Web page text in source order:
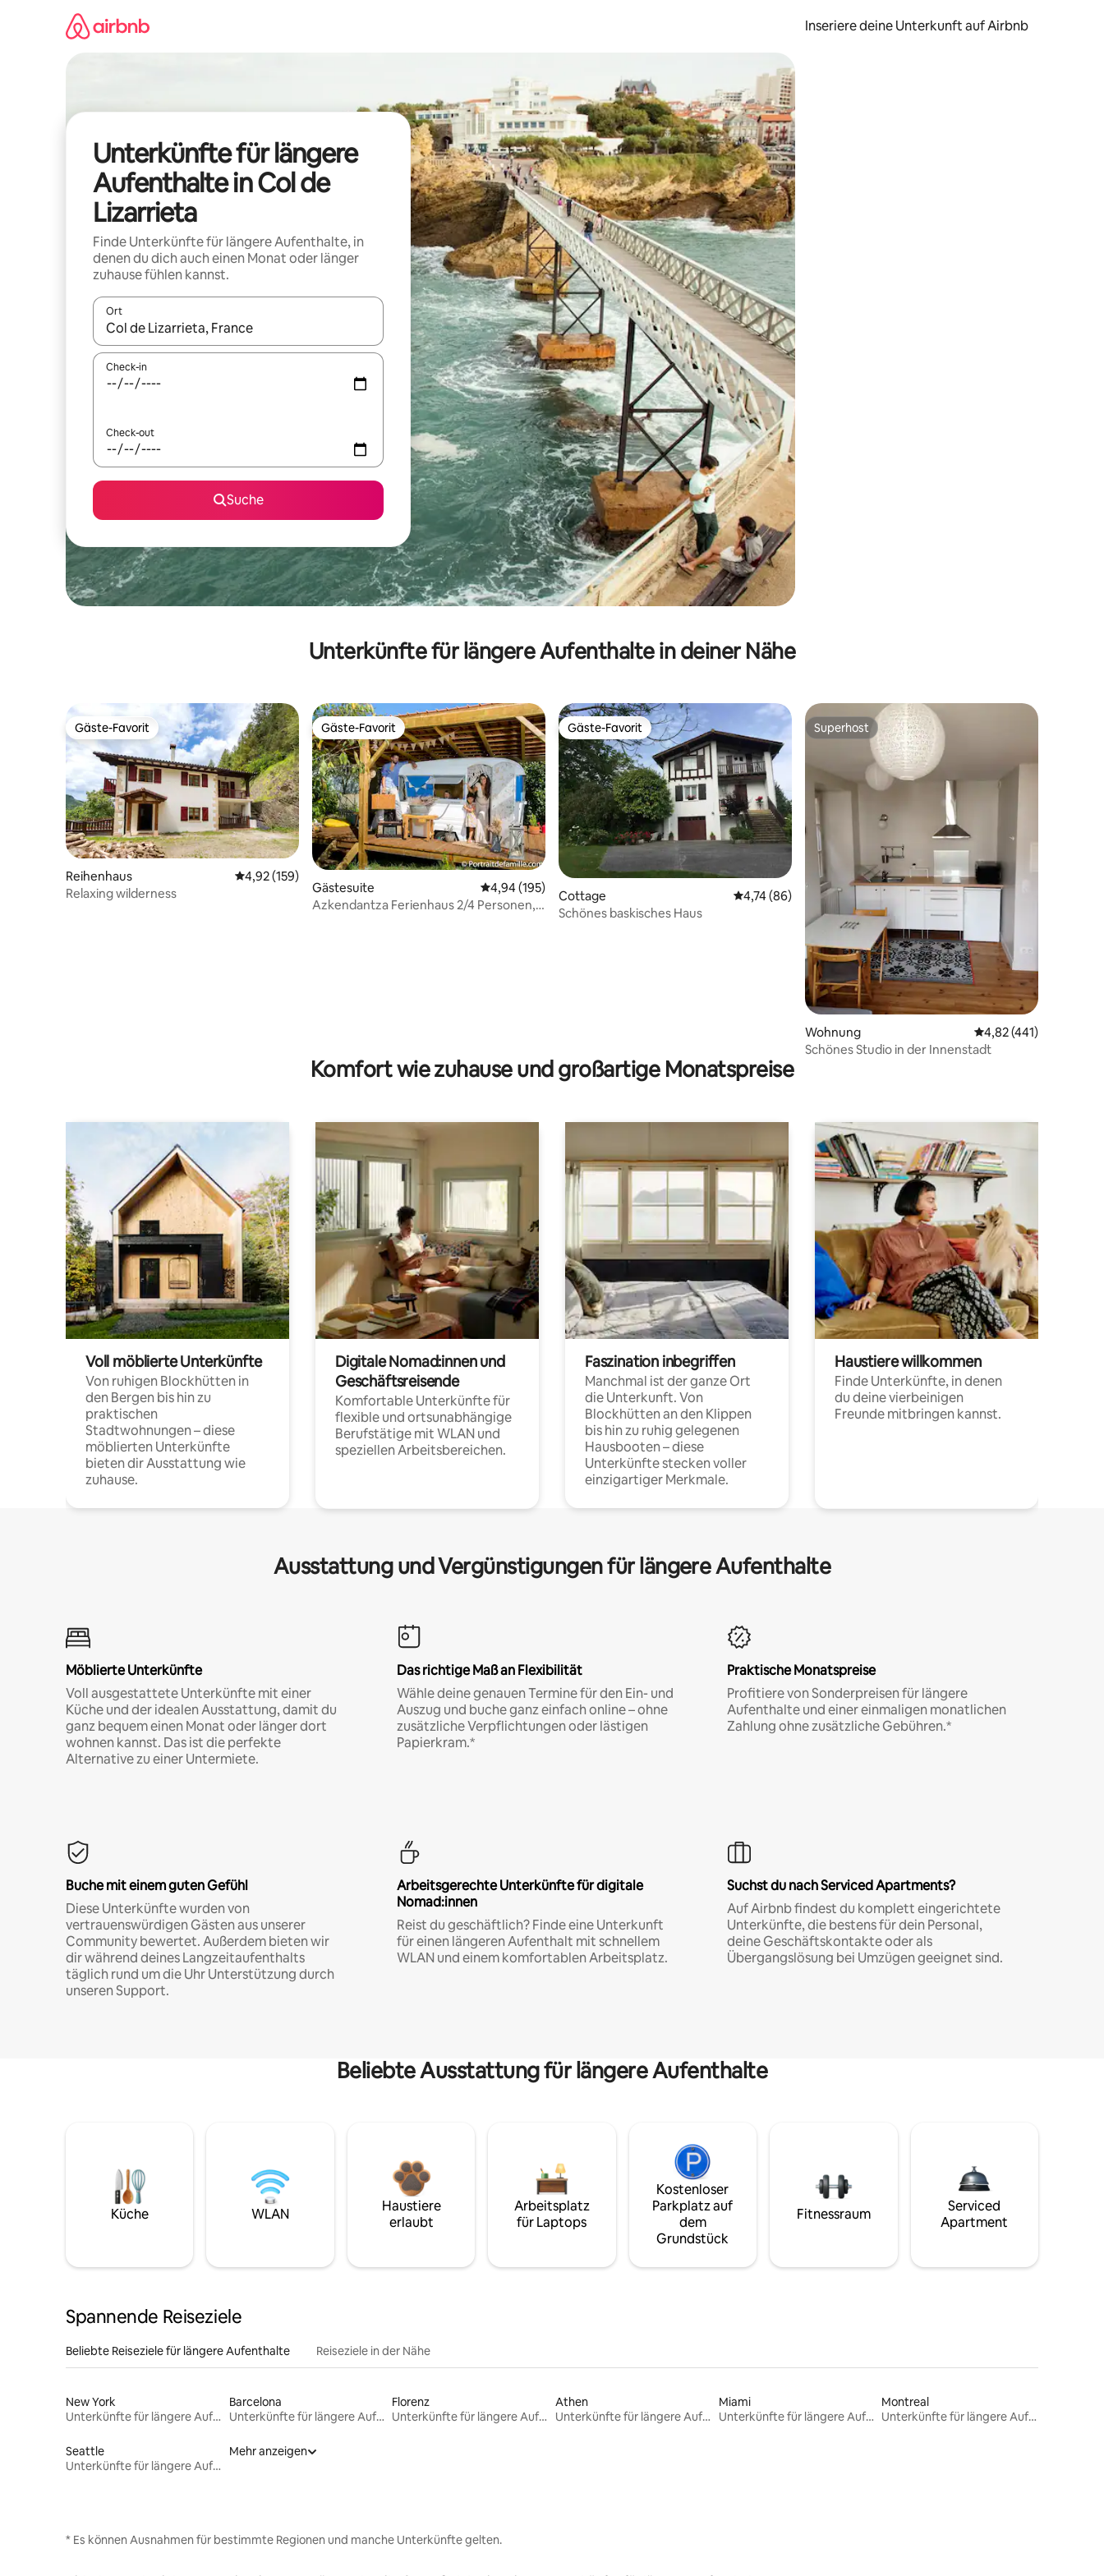
Inseriere deine Unterkunft auf Airbnb
Unterkünfte für längere
Aufenthalte in Col de
Lizarrieta
Finde Unterkünfte für längere Aufenthalte, in
denen du dich auch einen Monat oder länger
zuhause fühlen kannst.
Ort
Wenn Ergebnisse verfügbar sind, navigiere mit den Pfeiltasten nach oben und unten oder erkunde die Ergebnisse durch Berühren oder Wischgesten.
Check-in
Check-out
Suche
Unterkünfte für längere Aufenthalte in deiner Nähe
Gäste-Favorit
Gäste-Favorit
Reihenhaus Durchschnittliche Bewertung: 4,92 von 5, 159 Bewertungen
4,92 (159)
Relaxing wilderness
Gäste-Favorit
Gäste-Favorit
Gästesuite Durchschnittliche Bewertung: 4,94 von 5, 195 Bewertungen
4,94 (195)
Azkendantza Ferienhaus 2/4 Personen,
Gäste-Favorit
Gäste-Favorit
Cottage Durchschnittliche Bewertung: 4,74 von 5, 86 Bewertungen
4,74 (86)
Schönes baskisches Haus
Superhost
Superhost
Wohnung Durchschnittliche
4,82 (441)
Schönes Studio in der Innenstadt
Komfort wie zuhause und großartige Monatspreise
Voll möblierte Unterkünfte
Von ruhigen Blockhütten in
den Bergen bis hin zu
praktischen
Stadtwohnungen – diese
möblierten Unterkünfte
bieten dir Ausstattung wie
zuhause.
Digitale Nomad:innen und
Geschäftsreisende
Komfortable Unterkünfte für
flexible und ortsunabhängige
Berufstätige mit WLAN und
speziellen Arbeitsbereichen.
Faszination inbegriffen
Manchmal ist der ganze Ort
die Unterkunft. Von
Blockhütten an den Klippen
bis hin zu ruhig gelegenen
Hausbooten – diese
Unterkünfte stecken voller
einzigartiger Merkmale.
Haustiere willkommen
Finde Unterkünfte, in denen
du deine vierbeinigen
Freunde mitbringen kannst.
Ausstattung und Vergünstigungen für längere Aufenthalte
Möblierte Unterkünfte
Voll ausgestattete Unterkünfte mit einer
Küche und der idealen Ausstattung, damit du
ganz bequem einen Monat oder länger dort
wohnen kannst. Das ist die perfekte
Alternative zu einer Untermiete.
Das richtige Maß an Flexibilität
Wähle deine genauen Termine für den Ein- und
Auszug und buche ganz einfach online – ohne
zusätzliche Verpflichtungen oder lästigen
Papierkram.*
Praktische Monatspreise
Profitiere von Sonderpreisen für längere
Aufenthalte und einer einmaligen monatlichen
Zahlung ohne zusätzliche Gebühren.*
Buche mit einem guten Gefühl
Diese Unterkünfte wurden von
vertrauenswürdigen Gästen aus unserer
Community bewertet. Außerdem bieten wir
dir während deines Langzeitaufenthalts
täglich rund um die Uhr Unterstützung durch
unseren Support.
Arbeitsgerechte Unterkünfte für digitale
Nomad:innen
Reist du geschäftlich? Finde eine Unterkunft
für einen längeren Aufenthalt mit schnellem
WLAN und einem komfortablen Arbeitsplatz.
Suchst du nach Serviced Apartments?
Auf Airbnb findest du komplett eingerichtete
Unterkünfte, die bestens für dein Personal,
deine Geschäftskontakte oder als
Übergangslösung bei Umzügen geeignet sind.
Beliebte Ausstattung für längere Aufenthalte
Küche WLAN
Haustiere
erlaubt
Arbeitsplatz
für Laptops
Kostenloser
Parkplatz auf
dem
Grundstück
Fitnessraum
Serviced
Apartment
Spannende Reiseziele
Beliebte Reiseziele für längere Aufenthalte Reiseziele in der Nähe
New York
Unterkünfte für längere Aufenthalte
Barcelona
Unterkünfte für längere Aufenthalte
Florenz
Unterkünfte für längere Aufenthalte
Athen
Unterkünfte für längere Aufenthalte
Miami
Unterkünfte für längere Aufenthalte
Montreal
Unterkünfte für längere Aufenthalte
Seattle
Unterkünfte für längere Aufenthalte
Mehr anzeigen
* Es können Ausnahmen für bestimmte Regionen und manche Unterkünfte gelten.